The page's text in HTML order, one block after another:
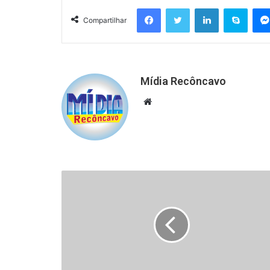
Compartilhar
FacebookTwitter LinkedinSkype
Mídia Recôncavo
Website